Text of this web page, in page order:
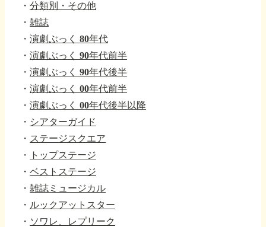
・ 分類別・その他
・ 雑誌
・ 演劇ぶっく 80年代
・ 演劇ぶっく 90年代前半
・ 演劇ぶっく 90年代後半
・ 演劇ぶっく 00年代前半
・ 演劇ぶっく 00年代後半以降
・ シアターガイド
・ ステージスクエア
・
トップステージ
・ ベストステージ
・ 雑誌ミュージカル
・ ルックアットスター
・ ソワレ、レプリーク